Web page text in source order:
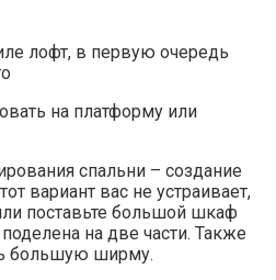
лофт, в первую очередь
на платформу или
спальни – создание
вариант вас не устраивает,
поставьте большой шкаф
на две части. Также
большую ширму.